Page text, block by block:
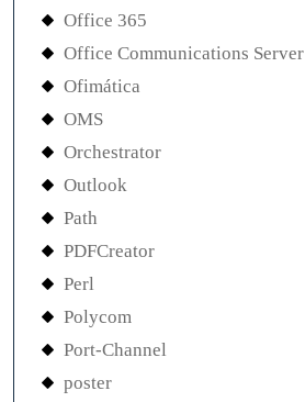
Office 365
Office Communications Server
Ofimática
OMS
Orchestrator
Outlook
Path
PDFCreator
Perl
Polycom
Port-Channel
poster